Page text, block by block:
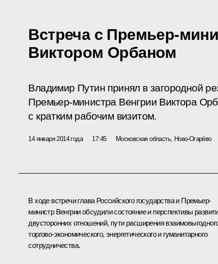
Встреча с Премьер-
Виктором Орбаном
Владимир Путин принял в загородной
Премьер-министра Венгрии Виктора
с кратким рабочим визитом.
14 января 2014 года 17:45 Московская область, Ново-Огарёво
В ходе встречи глава Российского государства и Премьер-
министр Венгрии обсудили состояние и перспективы
двусторонних отношений, пути расширения
торгово-экономического, энергетического и гуманитарного
сотрудничества.